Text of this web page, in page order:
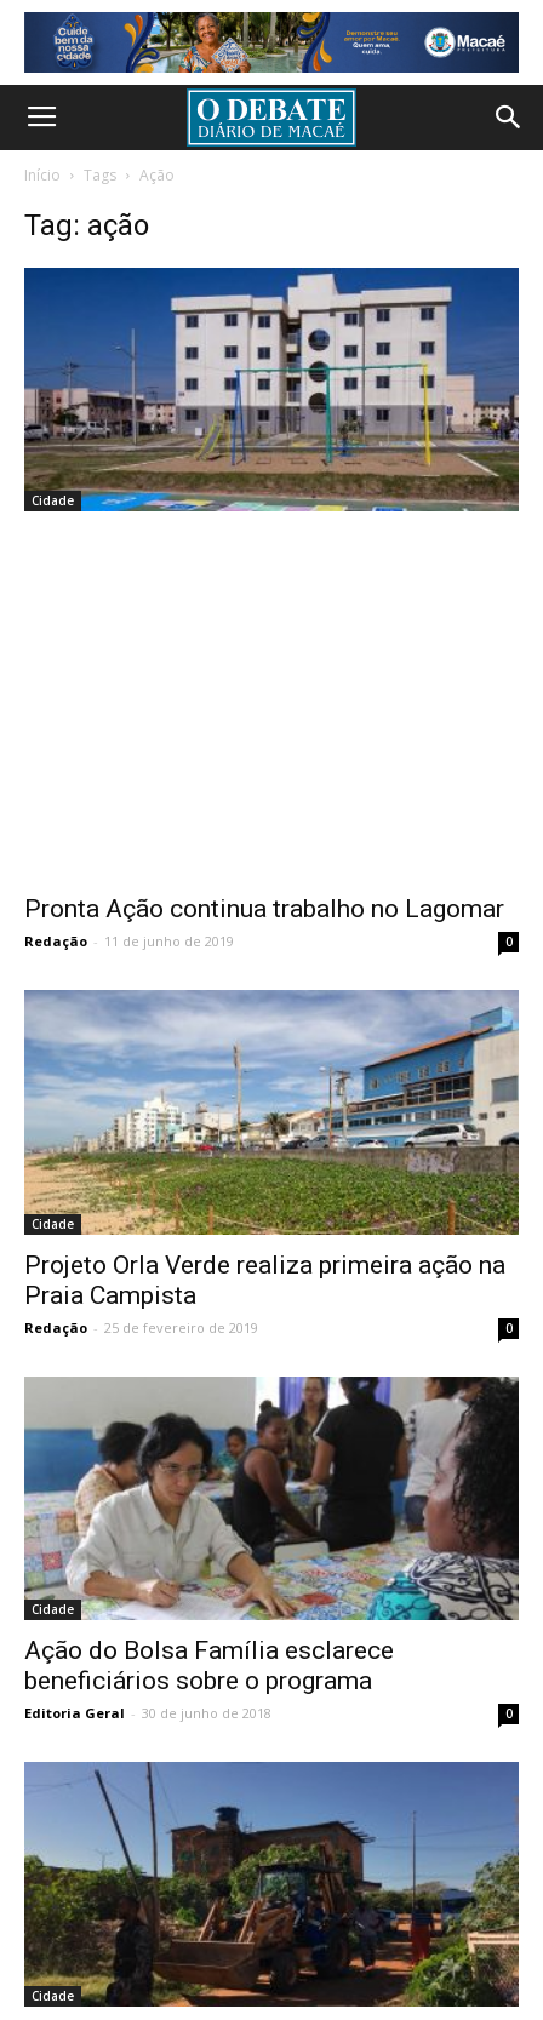
Início Tags Ação
Tag: ação
Cidade
Pronta Ação continua trabalho no Lagomar
Redação - 11 de junho de 2019 0
Cidade
Projeto Orla Verde realiza primeira ação na
Praia Campista
Redação - 25 de fevereiro de 2019 0
Cidade
Ação do Bolsa Família esclarece
beneficiários sobre o programa
Editoria Geral - 30 de junho de 2018 0
Cidade